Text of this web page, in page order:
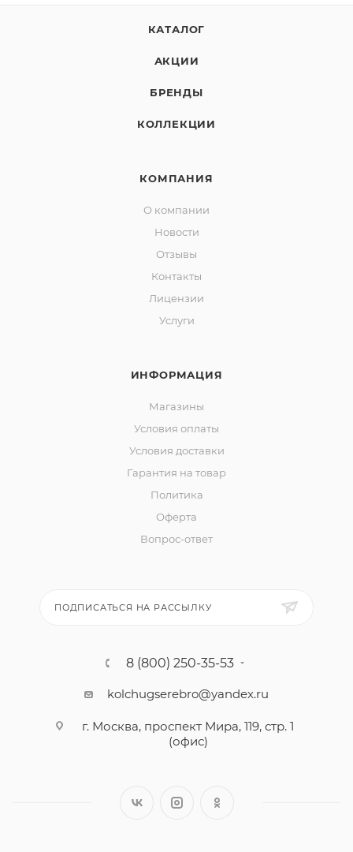
КАТАЛОГ
АКЦИИ
БРЕНДЫ
КОЛЛЕКЦИИ
КОМПАНИЯ
О компании
Новости
Отзывы
Контакты
Лицензии
Услуги
ИНФОРМАЦИЯ
Магазины
Условия оплаты
Условия доставки
Гарантия на товар
Политика
Оферта
Вопрос-ответ
ПОДПИСАТЬСЯ НА РАССЫЛКУ
8 (800) 250-35-53
kolchugserebro@yandex.ru
г. Москва, проспект Мира, 119, стр. 1
(офис)